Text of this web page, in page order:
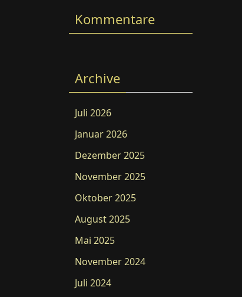
Kommentare
Archive
Juli 2026
Januar 2026
Dezember 2025
November 2025
Oktober 2025
August 2025
Mai 2025
November 2024
Juli 2024